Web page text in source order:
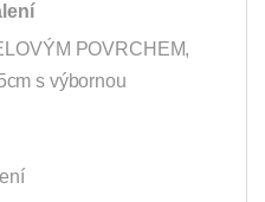
POVRCHEM,
s výbornou